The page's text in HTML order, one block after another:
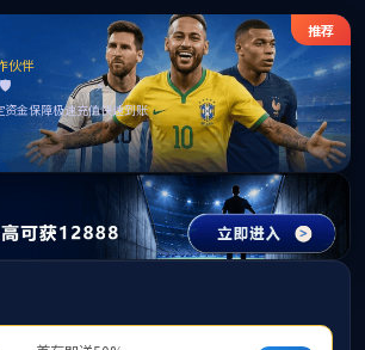
永利(集团)股份有限公司-
Official website
证码下载附件